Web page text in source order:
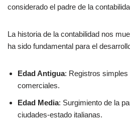
considerado el padre de la
La historia de la contabilidad nos
ha sido fundamental para el
Edad Antigua: Registros simples
comerciales.
Edad Media: Surgimiento de la
ciudades-estado italianas.